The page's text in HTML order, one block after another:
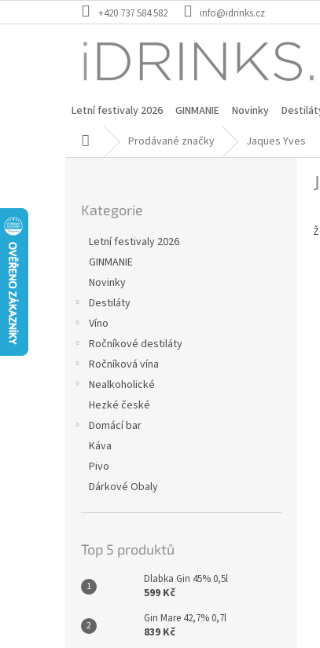
na
+420 737 584 582 info@idrinks.cz
Letní festivaly 2026 GINMANIE Novinky
Domů Prodávané značky Jaques Yves
kategorie
Kategorie
Letní festivaly 2026
GINMANIE
Novinky
Destiláty
Víno
Ročníkové destiláty
Ročníková vína
Nealkoholické
Hezké české
Domácí bar
Káva
Pivo
Dárkové Obaly
Top 5 produktů
Dlabka Gin 45% 0,5l
599 Kč
Gin Mare 42,7% 0,7l
839 Kč